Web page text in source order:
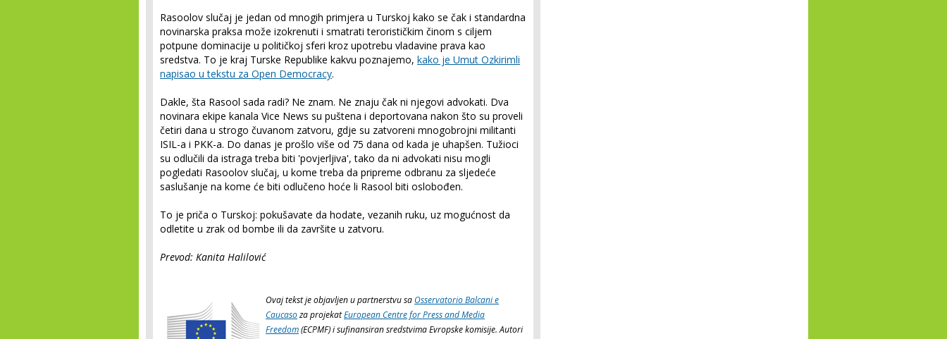
Rasoolov slučaj je jedan od mnogih primjera u Turskoj kako se čak i standardna
novinarska praksa može izokrenuti i smatrati terorističkim činom s ciljem
potpune dominacije u političkoj sferi kroz upotrebu vladavine prava kao
sredstva. To je kraj Turske Republike kakvu poznajemo, kako je Umut Ozkirimli
napisao u tekstu za Open Democracy.
Dakle, šta Rasool sada radi? Ne znam. Ne znaju čak ni njegovi advokati. Dva
novinara ekipe kanala Vice News su puštena i deportovana nakon što su proveli
četiri dana u strogo čuvanom zatvoru, gdje su zatvoreni mnogobrojni militanti
ISIL-a i PKK-a. Do danas je prošlo više od 75 dana od kada je uhapšen. Tužioci
su odlučili da istraga treba biti 'povjerljiva', tako da ni advokati nisu mogli
pogledati Rasoolov slučaj, u kome treba da pripreme odbranu za sljedeće
saslušanje na kome će biti odlučeno hoće li Rasool biti oslobođen.
To je priča o Turskoj: pokušavate da hodate, vezanih ruku, uz mogućnost da
odletite u zrak od bombe ili da završite u zatvoru.
Prevod: Kanita Halilović
Ovaj tekst je objavljen u partnerstvu saOsservatorio Balcani e
Caucasoza projekatEuropean Centre for Press and Media
Freedom(ECPMF) i sufinansiran sredstvima Evropske komisije. Autori